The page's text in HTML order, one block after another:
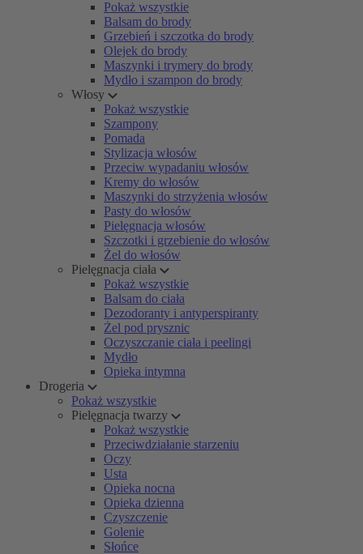
Pokaż wszystkie
Balsam do brody
Grzebień i szczotka do brody
Olejek do brody
Maszynki i trymery do brody
Mydło i szampon do brody
Włosy
Pokaż wszystkie
Szampony
Pomada
Stylizacja włosów
Przeciw wypadaniu włosów
Kremy do włosów
Maszynki do strzyżenia włosów
Pasty do włosów
Pielęgnacja włosów
Szczotki i grzebienie do włosów
Żel do włosów
Pielęgnacja ciała
Pokaż wszystkie
Balsam do ciała
Dezodoranty i antyperspiranty
Żel pod prysznic
Oczyszczanie ciała i peelingi
Mydło
Opieka intymna
Drogeria
Pokaż wszystkie
Pielęgnacja twarzy
Pokaż wszystkie
Przeciwdziałanie starzeniu
Oczy
Usta
Opieka nocna
Opieka dzienna
Czyszczenie
Golenie
Słońce